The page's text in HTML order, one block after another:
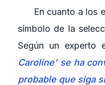
En cuanto a los
símbolo de la
Según un experto
Caroline' se ha
probable que siga